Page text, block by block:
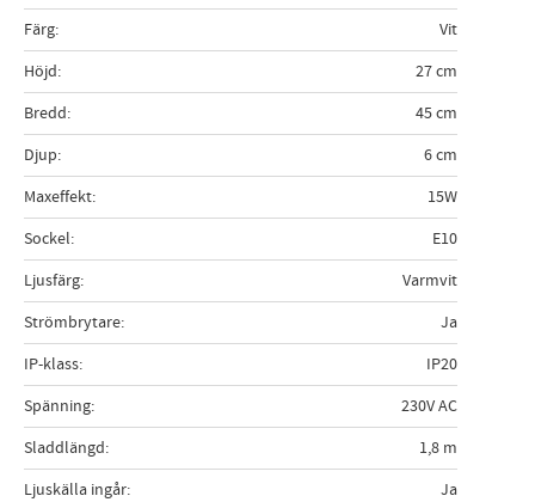
Färg
Vit
Höjd
27 cm
Bredd
45 cm
Djup
6 cm
Maxeffekt
15W
Sockel
E10
Ljusfärg
Varmvit
Strömbrytare
Ja
IP-klass
IP20
Spänning
230V AC
Sladdlängd
1,8 m
Ljuskälla ingår
Ja